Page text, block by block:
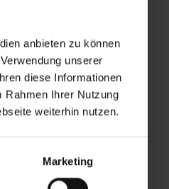
anbieten zu können
unserer
diese Informationen
Rahmen Ihrer Nutzung
weiterhin nutzen.
Marketing